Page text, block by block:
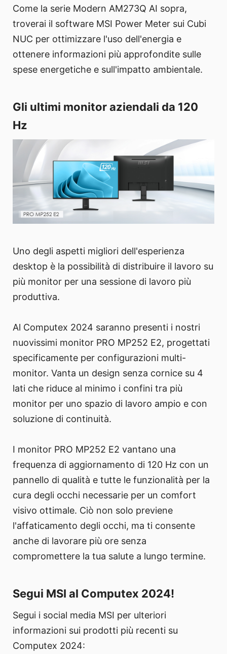
Come la serie Modern AM273Q AI sopra,
troverai il software MSI Power Meter sui Cubi
NUC per ottimizzare l'uso dell'energia e
ottenere informazioni più approfondite sulle
spese energetiche e sull'impatto ambientale.
Gli ultimi monitor aziendali da 120
Hz
Uno degli aspetti migliori dell'esperienza
desktop è la possibilità di distribuire il lavoro su
più monitor per una sessione di lavoro più
produttiva.
Al Computex 2024 saranno presenti i nostri
nuovissimi monitor PRO MP252 E2, progettati
specificamente per configurazioni multi-
monitor. Vanta un design senza cornice su 4
lati che riduce al minimo i confini tra più
monitor per uno spazio di lavoro ampio e con
soluzione di continuità.
I monitor PRO MP252 E2 vantano una
frequenza di aggiornamento di 120 Hz con un
pannello di qualità e tutte le funzionalità per la
cura degli occhi necessarie per un comfort
visivo ottimale. Ciò non solo previene
l'affaticamento degli occhi, ma ti consente
anche di lavorare più ore senza
compromettere la tua salute a lungo termine.
Segui MSI al Computex 2024!
Segui i social media MSI per ulteriori
informazioni sui prodotti più recenti su
Computex 2024: